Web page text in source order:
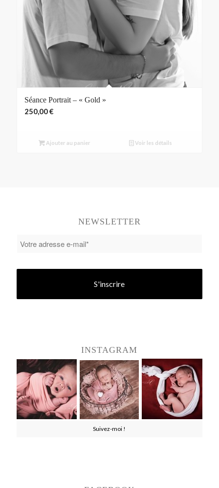
Séance Portrait – « Gold »
250,00€
Ajouter au panier Voir les détails
NEWSLETTER
INSTAGRAM
Suivez-moi !